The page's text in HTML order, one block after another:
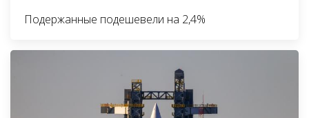
Подержанные подешевели на 2,4%